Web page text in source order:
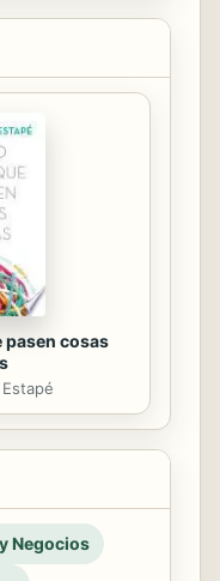
pasen cosas
Negocios